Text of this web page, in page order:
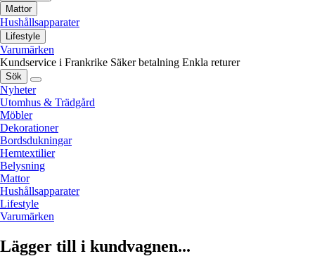
Mattor
Hushållsapparater
Lifestyle
Varumärken
Kundservice i Frankrike Säker betalning Enkla returer
Sök
Nyheter
Utomhus & Trädgård
Möbler
Dekorationer
Bordsdukningar
Hemtextilier
Belysning
Mattor
Hushållsapparater
Lifestyle
Varumärken
Lägger till i kundvagnen...